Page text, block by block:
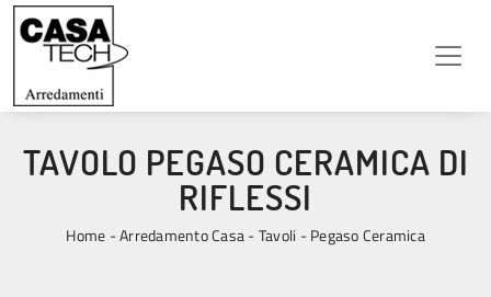
TAVOLO PEGASO CERAMICA DI
RIFLESSI
Home -Arredamento Casa-Tavoli -Pegaso Ceramica